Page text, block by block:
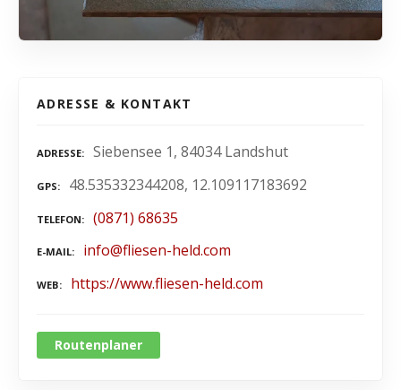
ADRESSE & KONTAKT
ADRESSE Siebensee 1, 84034 Landshut
GPS 48.535332344208, 12.109117183692
TELEFON (0871) 68635
E-MAIL info@fliesen-held.com
WEB https://www.fliesen-held.com
Routenplaner